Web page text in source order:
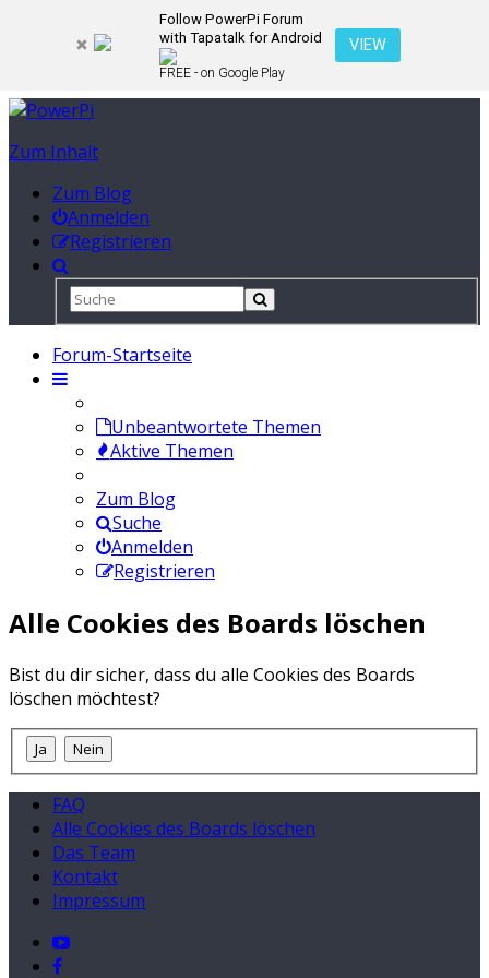
Follow PowerPi Forum
with Tapatalk for Android
FREE - on Google Play
VIEW
Zum Inhalt
Zum Blog
Anmelden
Registrieren
Forum-Startseite
Unbeantwortete Themen
Aktive Themen
Zum Blog
Suche
Anmelden
Registrieren
Alle Cookies des Boards löschen
Bist du dir sicher, dass du alle Cookies des Boards
löschen möchtest?
FAQ
Alle Cookies des Boards löschen
Das Team
Kontakt
Impressum